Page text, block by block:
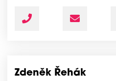
Zdeněk Řehák